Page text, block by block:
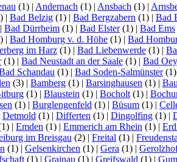
(1) | Andernach (1) | Ansbach (1) |
| Bad Belzig (1) | Bad Bergzabern (1) | Bad
| Bad Dürrheim (1) | Bad Elster(1) | Bad Ems
| Bad Homburg v. d. Höhe (1) | Bad
im Harz (1) | Bad Liebenwerde (1) |
(1) | Bad Neustadt an der Saale (1) | Bad
Schandau (1) | Bad Soden-Salmünster(1)
(3) | Bamberg (1) | Barsinghausen (1) |
(1) | Blaustein (1) | Bocholt (1) |
(1) | Burglengenfeld (1) | Büsum (1) |
Detmold (1) | Differten (1) | Dingolfing (1) |
| Emden (1) | Emmerich am Rhein (1) |
im Breisgau (2) | Freital (1) |
(1) | Gelsenkirchen (1) | Gera (1) |
(1) | Grainau (1) | Greifswald (1) |